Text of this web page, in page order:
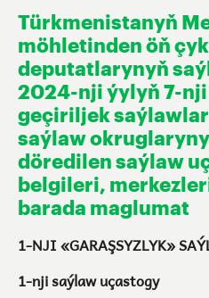
Türkmenistanyň
möhletinden öň
deputatlarynyň
2024-nji ýylyň 7-
geçiriljek
saýlaw
döredilen saýlaw
belgileri,
barada maglumat
1-NJI «GARAŞSYZLYK»
1-nji saýlaw uçastogy